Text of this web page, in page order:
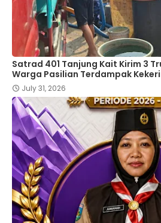
Satrad 401 Tanjung Kait Kirim 3
Warga Pasilian Terdampak
July 31, 2026